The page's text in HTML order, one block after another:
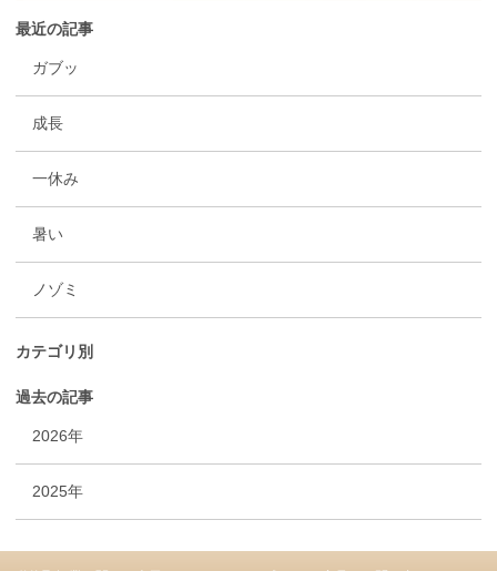
最近の記事
ガブッ
成長
一休み
暑い
ノゾミ
カテゴリ別
過去の記事
2026年
2025年